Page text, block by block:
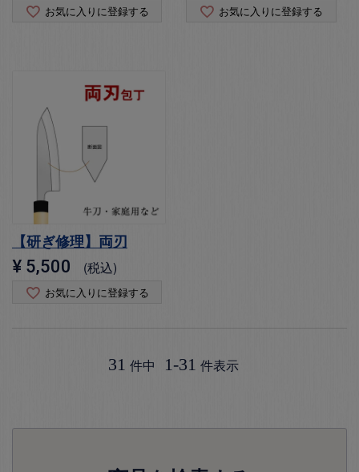
お気に入りに登録する お気に入りに登録する
【研ぎ修理】両刃
¥ 5,500 税込
お気に入りに登録する
31 件中 1-31 件表示